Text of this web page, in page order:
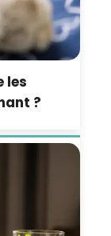
les
?